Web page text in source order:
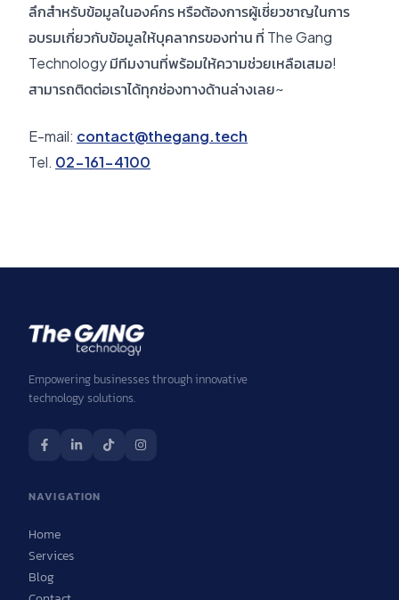
ลึกสำหรับข้อมูลในองค์กร หรือต้องการผู้เชี่ยวชาญในการ
อบรมเกี่ยวกับข้อมูลให้บุคลากรของท่าน ที่ The Gang
Technology มีทีมงานที่พร้อมให้ความช่วยเหลือเสมอ!
สามารถติดต่อเราได้ทุกช่องทางด้านล่างเลย~
E-mail: contact@thegang.tech
Tel. 02-161-4100
Empowering businesses through innovative
technology solutions.
NAVIGATION
Home
Services
Blog